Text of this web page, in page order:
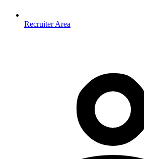
Recruiter Area